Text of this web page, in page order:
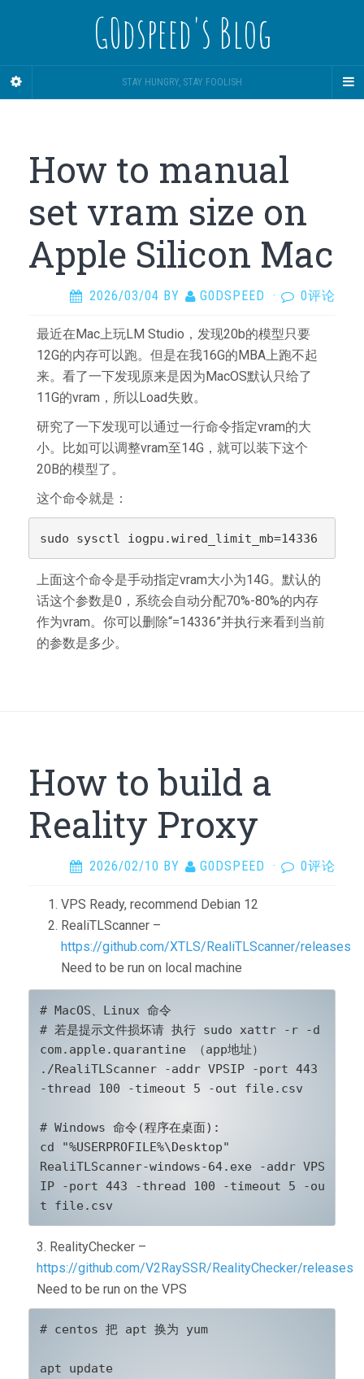
G0dspeed's Blog
STAY HUNGRY, STAY FOOLISH
How to manual
set vram size on
Apple Silicon Mac
2026/03/04 BY G0DSPEED · 0评论
最近在Mac上玩LM Studio，发现20b的模型只要
12G的内存可以跑。但是在我16G的MBA上跑不起
来。看了一下发现原来是因为MacOS默认只给了
11G的vram，所以Load失败。
研究了一下发现可以通过一行命令指定vram的大
小。比如可以调整vram至14G，就可以装下这个
20B的模型了。
这个命令就是：
sudo sysctl iogpu.wired_limit_mb=14336
上面这个命令是手动指定vram大小为14G。默认的
话这个参数是0，系统会自动分配70%-80%的内存
作为vram。你可以删除“=14336”并执行来看到当前
的参数是多少。
How to build a
Reality Proxy
2026/02/10 BY G0DSPEED · 0评论
VPS Ready, recommend Debian 12
RealiTLScanner –
https://github.com/XTLS/RealiTLScanner/releases
Need to be run on local machine
# MacOS、Linux 命令
# 若是提示文件损坏请 执行 sudo xattr -r -d
com.apple.quarantine （app地址）
./RealiTLScanner -addr VPSIP -port 443
-thread 100 -timeout 5 -out file.csv
# Windows 命令(程序在桌面):
cd "%USERPROFILE%\Desktop"
RealiTLScanner-windows-64.exe -addr VPS
IP -port 443 -thread 100 -timeout 5 -ou
t file.csv
3. RealityChecker –
https://github.com/V2RaySSR/RealityChecker/releases
Need to be run on the VPS
# centos 把 apt 换为 yum
apt update